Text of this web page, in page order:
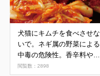
犬猫にキムチを食べさせな
いで。ネギ属の野菜による
中毒の危険性。香辛料や塩
分も注意
閲覧数：2898